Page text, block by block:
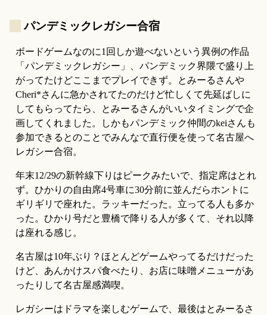
パンデミックレガシー合宿
ボードゲームなのに1回しか遊べないという異例の作品
「パンデミックレガシー」、パンデミック界隈で盛り上
がってたけどここまでプレイできず。とみーるさんや
Cheri*さんに急かされてたのだけど忙しくて先延ばしに
してもらってたら、とみーるさんがいいタイミングで企
画してくれました。しかもパンデミック仲間のkeiさんも
参加できるとのことでみんなで直行便を使って名古屋へ
レガシー合宿。
年末12/29の新幹線下りはピークみたいで、指定席はとれ
ず。ひかりの自由席4号車に30分前に並んだらホントに
ギリギリで座れた。ラッキーだった。立ってる人も多か
った。ひかり号だと豊橋で降りる人が多くて、それ以降
は座れる感じ。
名古屋は10年ぶり？ほとんどゲームやってるだけだった
けど、あんかけスパ食べたり、お店に味噌メニューがあ
ったりして名古屋感満喫。
レガシーはドラマを楽しむゲームで、最後はとみーるさ